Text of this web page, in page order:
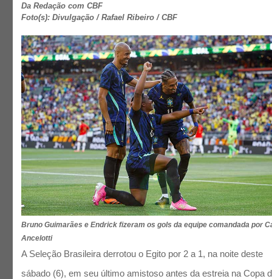
Da Redação com CBF
Foto(s): Divulgação / Rafael Ribeiro / CBF
Bruno Guimarães e Endrick fizeram os gols da equipe comandada por
Ancelotti
A Seleção Brasileira derrotou o Egito por 2 a 1, na noite deste
sábado (6), em seu último amistoso antes da estreia na Copa